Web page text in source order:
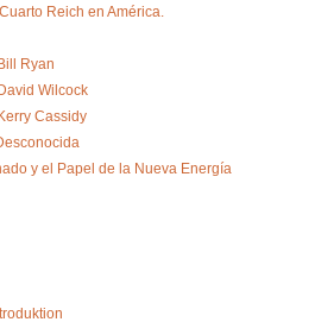
Reich en América.
Ryan
Wilcock
Cassidy
y el Papel de la Nueva Energía